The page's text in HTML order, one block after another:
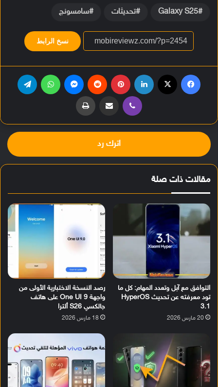
Galaxy S25 تحديثات سامسونج
نسخ الرابط
فيسبوك لينكدإن بينتيريست ماسنجر واتساب
ڤايبر مشاركة عبر البريد طباعة
اترك رد
مقالات ذات صلة
التوافق مع آبل وتعدد المهام: كل ما
تود معرفته عن تحديث HyperOS
3.1
20 مارس 2026
رصد النسخة الاختبارية الأولى من
واجهة One UI 9 على هاتف
جالكسي S26 ألترا
18 مارس 2026